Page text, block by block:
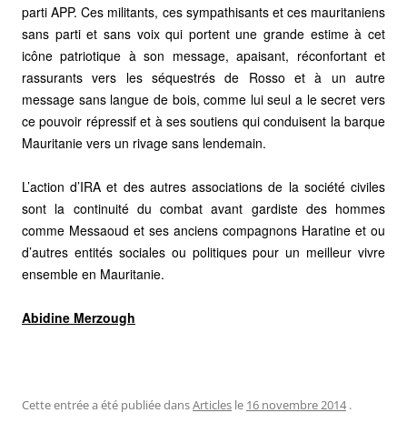
parti APP. Ces militants, ces sympathisants et ces mauritaniens
sans parti et sans voix qui portent une grande estime à cet
icône patriotique à son message, apaisant, réconfortant et
rassurants vers les séquestrés de Rosso et à un autre
message sans langue de bois, comme lui seul a le secret vers
ce pouvoir répressif et à ses soutiens qui conduisent la barque
Mauritanie vers un rivage sans lendemain.
L’action d’IRA et des autres associations de la société civiles
sont la continuité du combat avant gardiste des hommes
comme Messaoud et ses anciens compagnons Haratine et ou
d’autres entités sociales ou politiques pour un meilleur vivre
ensemble en Mauritanie.
Abidine Merzough
Cette entrée a été publiée dansArticles le 16 novembre 2014 .